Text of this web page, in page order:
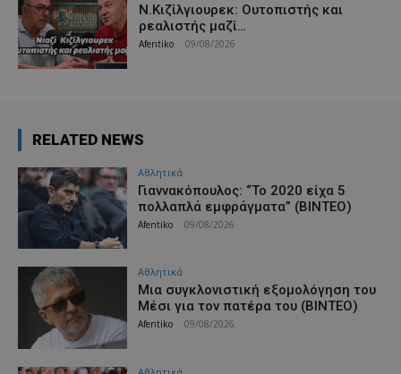
Ν.Κιζίλγιουρεκ: Ουτοπιστής και
ρεαλιστής μαζί…
Afentiko 09/08/2026
RELATED NEWS
Αθλητικά
Γιαννακόπουλος: “Το 2020 είχα 5
πολλαπλά εμφράγματα” (BINTEO)
Afentiko 09/08/2026
Αθλητικά
Μια συγκλονιστική εξομολόγηση του
Μέσι για τον πατέρα του (ΒΙΝΤΕΟ)
Afentiko 09/08/2026